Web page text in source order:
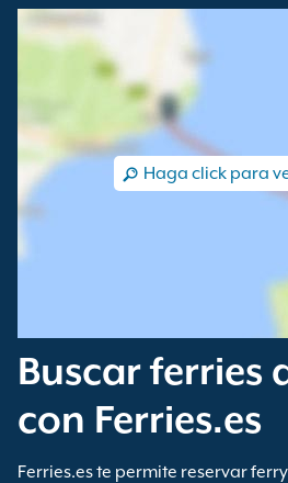
Haga click para
Buscar ferries
con Ferries.es
Ferries.es te permite reservar